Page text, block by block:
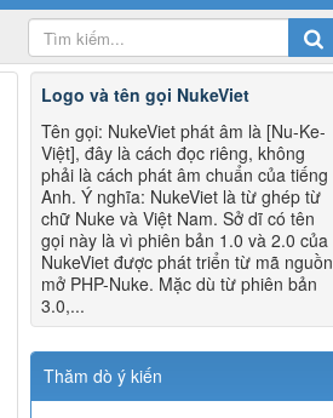
Logo và tên gọi NukeViet
Tên gọi: NukeViet phát âm là [Nu-Ke-
Việt], đây là cách đọc riêng, không
phải là cách phát âm chuẩn của tiếng
Anh. Ý nghĩa: NukeViet là từ ghép từ
chữ Nuke và Việt Nam. Sở dĩ có tên
gọi này là vì phiên bản 1.0 và 2.0 của
NukeViet được phát triển từ mã nguồn
mở PHP-Nuke. Mặc dù từ phiên bản
3.0,...
Thăm dò ý kiến